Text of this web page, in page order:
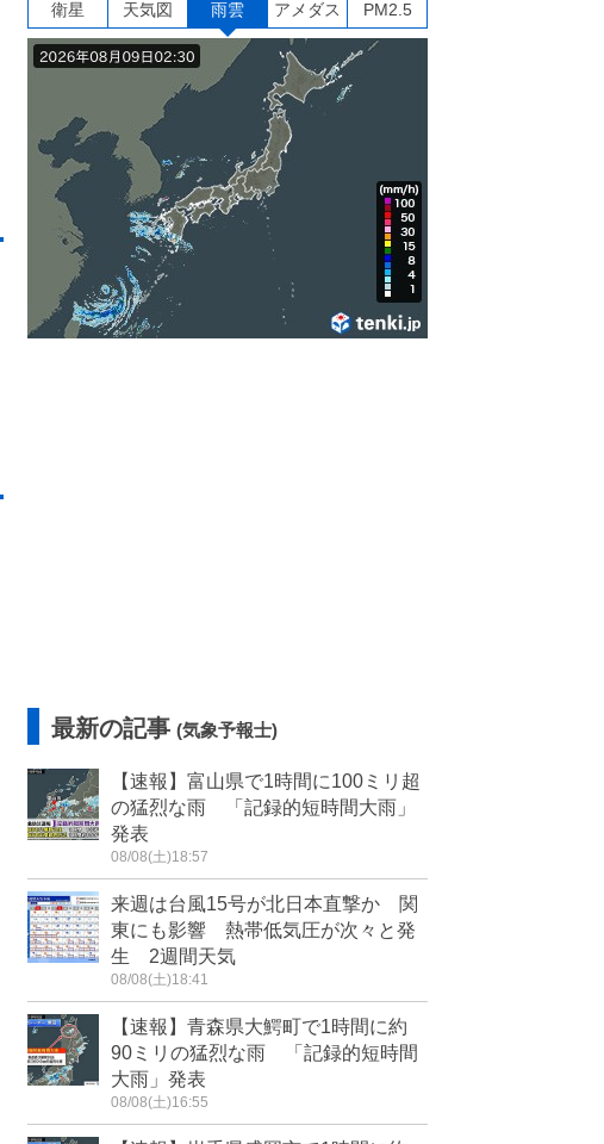
衛星 天気図 雨雲 アメダス PM2.5
最新の記事 (気象予報士)
【速報】富山県で1時間に100ミリ超
の猛烈な雨 「記録的短時間大雨」
発表
08/08(土)18:57
来週は台風15号が北日本直撃か 関
東にも影響 熱帯低気圧が次々と発
生 2週間天気
08/08(土)18:41
【速報】青森県大鰐町で1時間に約
90ミリの猛烈な雨 「記録的短時間
大雨」発表
08/08(土)16:55